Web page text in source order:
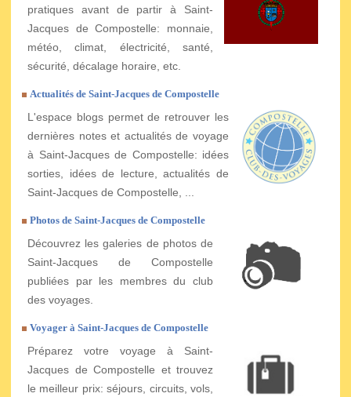
pratiques avant de partir à Saint-
Jacques de Compostelle: monnaie,
météo, climat, électricité, santé,
sécurité, décalage horaire, etc.
Actualités de Saint-Jacques de Compostelle
L'espace blogs permet de retrouver les
dernières notes et actualités de voyage
à Saint-Jacques de Compostelle: idées
sorties, idées de lecture, actualités de
Saint-Jacques de Compostelle, ...
Photos de Saint-Jacques de Compostelle
Découvrez les galeries de photos de
Saint-Jacques de Compostelle
publiées par les membres du club
des voyages.
Voyager à Saint-Jacques de Compostelle
Préparez votre voyage à Saint-
Jacques de Compostelle et trouvez
le meilleur prix: séjours, circuits, vols,